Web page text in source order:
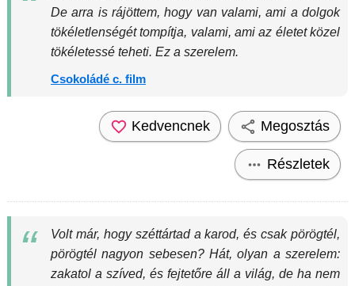
De arra is rájöttem, hogy van valami, ami a dolgok
tökéletlenségét tompítja, valami, ami az életet közel
tökéletessé teheti. Ez a szerelem.
Csokoládé c. film
Kedvencnek Megosztás
Részletek
Volt már, hogy széttártad a karod, és csak pörögtél,
pörögtél nagyon sebesen? Hát, olyan a szerelem:
zakatol a szíved, és fejtetőre áll a világ, de ha nem